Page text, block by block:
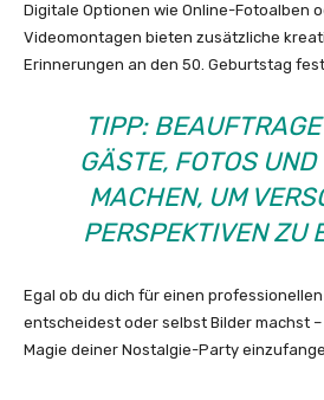
Digitale Optionen wie Online-Fotoalben
Videomontagen bieten zusätzliche
Erinnerungen an den 50. Geburtstag
TIPP:
GÄSTE, FOTOS
MACHEN, UM
PERSPEKTIVEN ZU
Egal ob du dich für einen
entscheidest oder selbst Bilder machst
Magie deiner Nostalgie-Party